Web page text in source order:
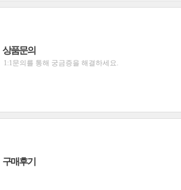
상품문의
1:1문의를 통해 궁금증을 해결하세요.
구매후기